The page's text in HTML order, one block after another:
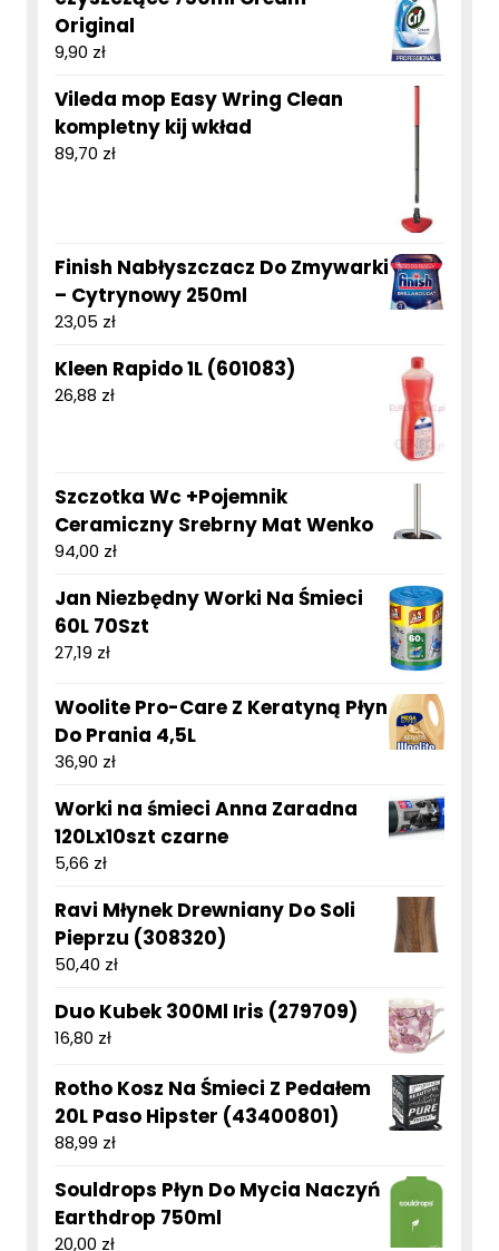
Original
9,90 zł
Vileda mop Easy Wring Clean
kompletny kij wkład
89,70 zł
Finish Nabłyszczacz Do Zmywarki
– Cytrynowy 250ml
23,05 zł
Kleen Rapido 1L (601083)
26,88 zł
Szczotka Wc +Pojemnik
Ceramiczny Srebrny Mat Wenko
94,00 zł
Jan Niezbędny Worki Na Śmieci
60L 70Szt
27,19 zł
Woolite Pro-Care Z Keratyną Płyn
Do Prania 4,5L
36,90 zł
Worki na śmieci Anna Zaradna
120Lx10szt czarne
5,66 zł
Ravi Młynek Drewniany Do Soli
Pieprzu (308320)
50,40 zł
Duo Kubek 300Ml Iris (279709)
16,80 zł
Rotho Kosz Na Śmieci Z Pedałem
20L Paso Hipster (43400801)
88,99 zł
Souldrops Płyn Do Mycia Naczyń
Earthdrop 750ml
20,00 zł